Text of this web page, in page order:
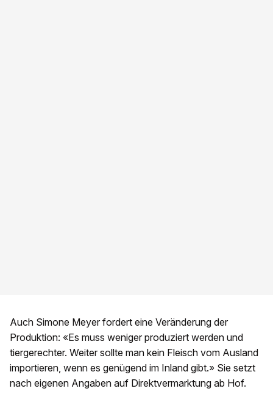
Auch Simone Meyer fordert eine Veränderung der
Produktion: «Es muss weniger produziert werden und
tiergerechter. Weiter sollte man kein Fleisch vom Ausland
importieren, wenn es genügend im Inland gibt.» Sie setzt
nach eigenen Angaben auf Direktvermarktung ab Hof.